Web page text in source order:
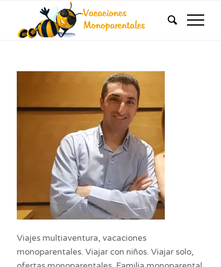
Viajes multiaventura, vacaciones
monoparentales. Viajar con niños. Viajar solo,